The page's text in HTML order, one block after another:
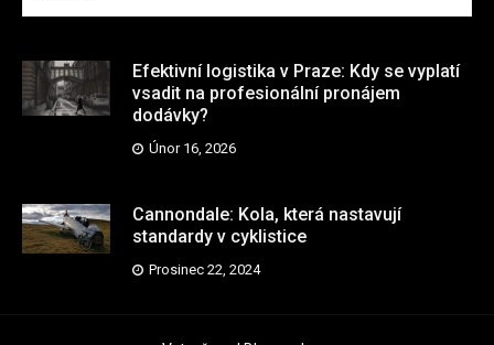
y
l
e
d
n
í
Efektivní logistika v Praze: Kdy se vyplatí
vsadit na profesionální pronájem
dodávky?
Únor 16, 2026
Cannondale: Kola, která nastavují
standardy v cyklistice
Prosinec 22, 2024